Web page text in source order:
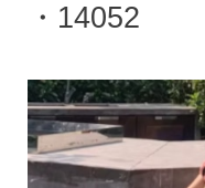
・14052